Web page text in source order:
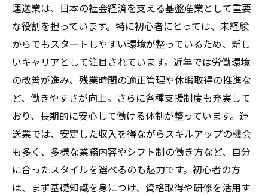
運送業は、日本の社会経済を支える基盤産業として重要
な役割を担っています。特に初心者にとっては、未経験
からでもスタートしやすい環境が整っているため、新し
いキャリアとして注目されています。近年では労働環境
の改善が進み、残業時間の適正管理や休暇取得の推進な
ど、働きやすさが向上。さらに各種支援制度も充実して
おり、長期的に安心して働ける体制が整っています。運
送業では、安定した収入を得ながらスキルアップの機会
も多く、多様な業務内容やシフト制の働き方など、自分
に合ったスタイルを選べるのも魅力です。初心者の方
は、まず基礎知識を身につけ、資格取得や研修を活用す